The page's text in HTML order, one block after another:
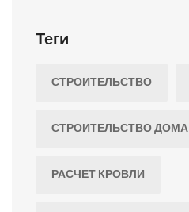
Теги
СТРОИТЕЛЬСТВО
СТРОИТЕЛЬСТВО ДОМА
РАСЧЕТ КРОВЛИ